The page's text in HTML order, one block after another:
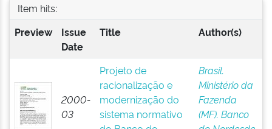
Item hits:
Preview
Issue
Date
Title Author(s)
2000-
03
Projeto de
racionalização e
modernização do
sistema normativo
Brasil.
Ministério da
Fazenda
(MF). Banco